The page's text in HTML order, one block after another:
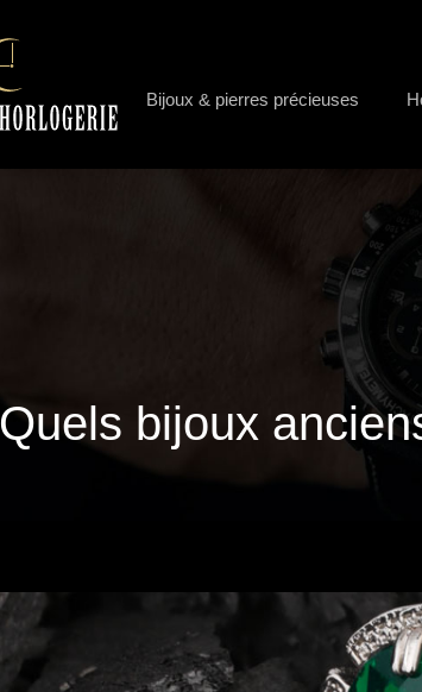
Bijoux & pierres précieuses
Quels bijoux